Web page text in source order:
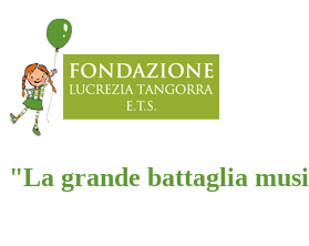
"La grande battaglia